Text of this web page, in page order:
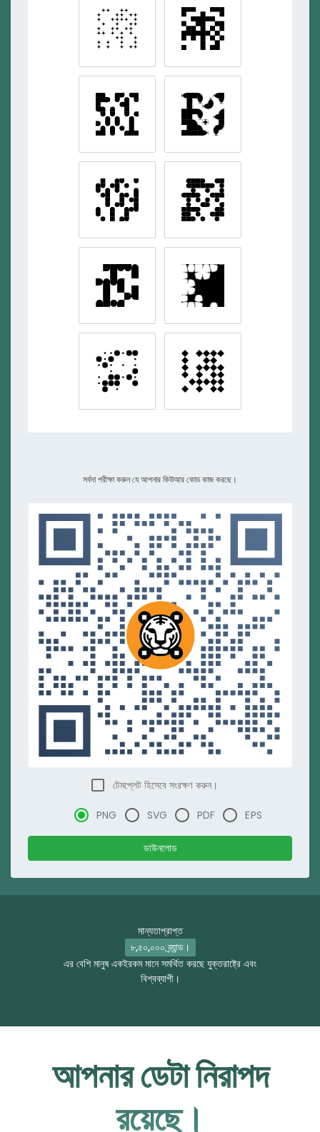
সর্বদা পরীক্ষা করুন যে আপনার কিউআর কোড কাজ করছে।
টেমপ্লেট হিসেবে সংরক্ষণ করুন।
PNG SVG PDF EPS
ডাউনলোড
মান্যতাপ্রাপ্ত
৮,৫০,০০০ ব্র্যান্ড।
এর বেশি মানুষ একইরকম মানে সমর্থিত করছে যুক্তরাষ্ট্রে এবং
বিশ্বব্যাপী।
আপনার ডেটা নিরাপদ
রয়েছে।